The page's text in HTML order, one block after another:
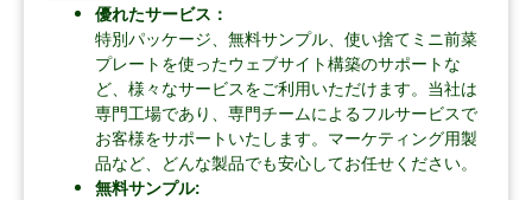
優れたサービス：
特別パッケージ、無料サンプル、使い捨てミニ前菜
プレートを使ったウェブサイト構築のサポートな
ど、様々なサービスをご利用いただけます。当社は
専門工場であり、専門チームによるフルサービスで
お客様をサポートいたします。マーケティング用製
品など、どんな製品でも安心してお任せください。
無料サンプル: